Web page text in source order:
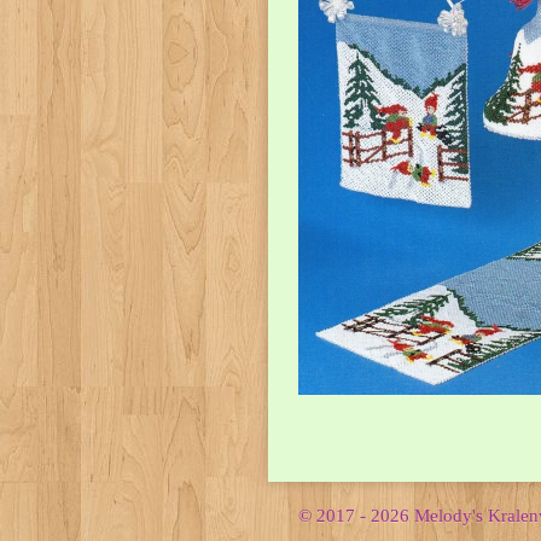
© 2017 - 2026 Melody's